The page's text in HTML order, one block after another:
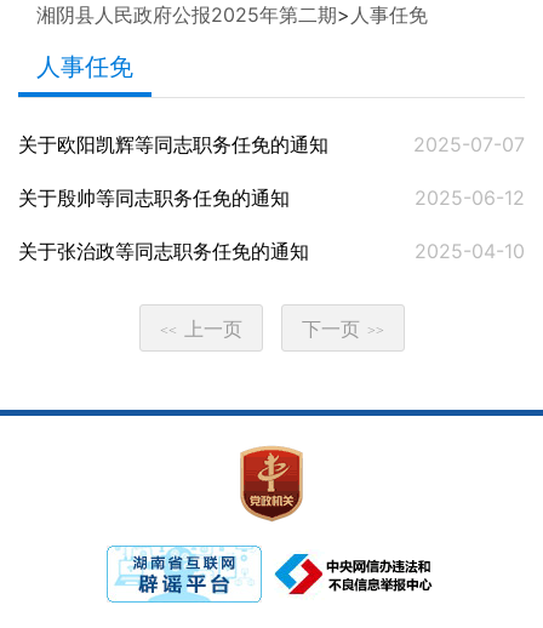
湘阴县人民政府公报2025年第二期> 人事任免
人事任免
关于欧阳凯辉等同志职务任免的通知 2025-07-07
关于殷帅等同志职务任免的通知 2025-06-12
关于张治政等同志职务任免的通知 2025-04-10
<< 上一页 下一页 >>